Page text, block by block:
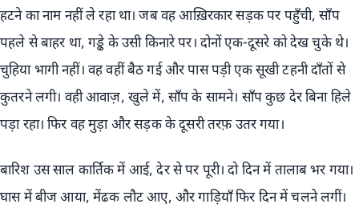
हटने का नाम नहीं ले रहा था। जब वह आख़िरकार सड़क पर पहुँची, साँप
पहले से बाहर था, गड्ढे के उसी किनारे पर। दोनों एक-दूसरे को देख चुके थे।
चुहिया भागी नहीं। वह वहीं बैठ गई और पास पड़ी एक सूखी टहनी दाँतों से
कुतरने लगी। वही आवाज़, खुले में, साँप के सामने। साँप कुछ देर बिना हिले
पड़ा रहा। फिर वह मुड़ा और सड़क के दूसरी तरफ़ उतर गया।
बारिश उस साल कार्तिक में आई, देर से पर पूरी। दो दिन में तालाब भर गया।
घास में बीज आया, मेंढक लौट आए, और गाड़ियाँ फिर दिन में चलने लगीं।